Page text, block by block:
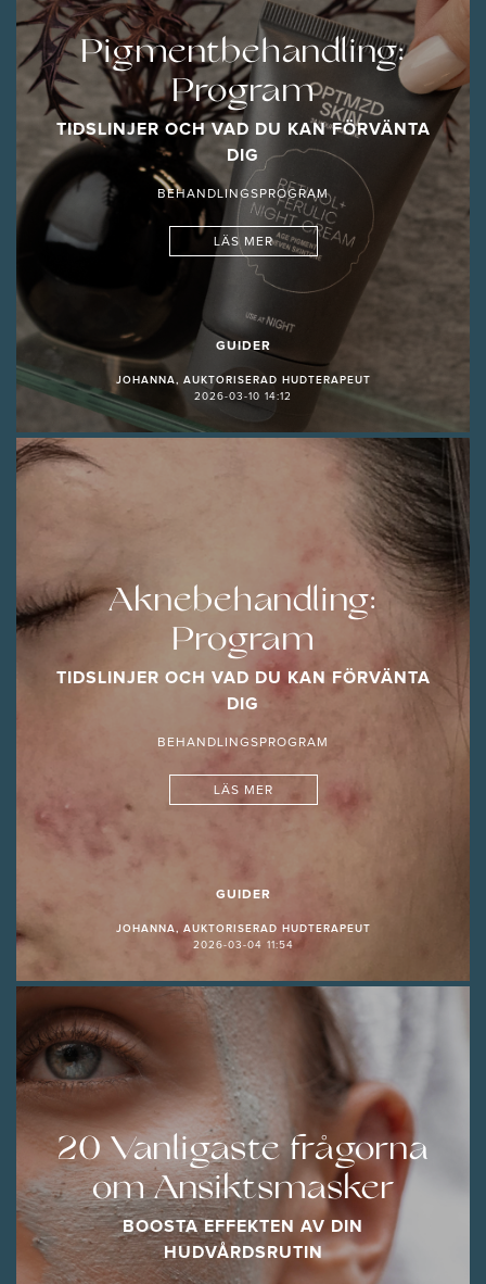
Pigmentbehandling:
Program
TIDSLINJER OCH VAD DU KAN FÖRVÄNTA
DIG
BEHANDLINGSPROGRAM
LÄS MER
GUIDER
JOHANNA, AUKTORISERAD HUDTERAPEUT
2026-03-10 14:12
Aknebehandling:
Program
TIDSLINJER OCH VAD DU KAN FÖRVÄNTA
DIG
BEHANDLINGSPROGRAM
LÄS MER
GUIDER
JOHANNA, AUKTORISERAD HUDTERAPEUT
2026-03-04 11:54
20 Vanligaste frågorna
om Ansiktsmasker
BOOSTA EFFEKTEN AV DIN
HUDVÅRDSRUTIN